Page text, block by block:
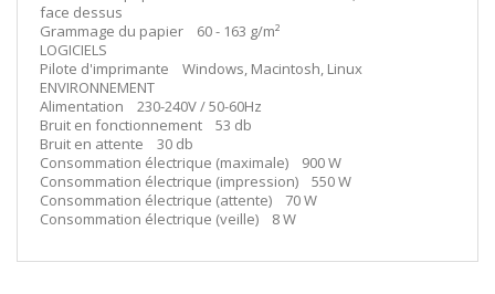
face dessus
Grammage du papier 60 - 163 g/m²
LOGICIELS
Pilote d'imprimante Windows, Macintosh, Linux
ENVIRONNEMENT
Alimentation 230-240V / 50-60Hz
Bruit en fonctionnement 53 db
Bruit en attente 30 db
Consommation électrique (maximale) 900 W
Consommation électrique (impression) 550 W
Consommation électrique (attente) 70 W
Consommation électrique (veille) 8 W